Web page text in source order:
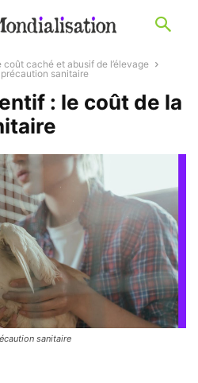
caché et abusif de l’élevage
sanitaire
: le coût de la
sanitaire